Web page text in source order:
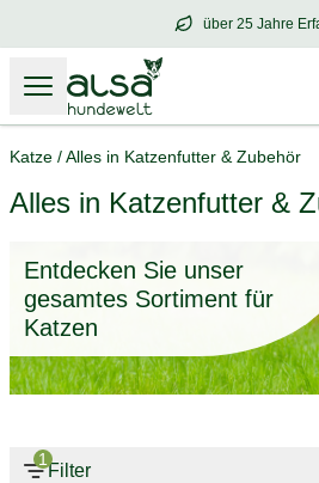
über 25 Jahre
über25
Katze /Alles in Katzenfutter & Zubehör
Alles in Katzenfutter &
Entdecken Sie unser
gesamtes Sortiment für
Katzen
1
Filter